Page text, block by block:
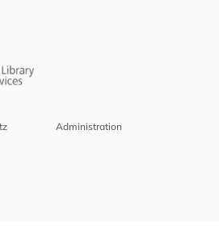
Administration